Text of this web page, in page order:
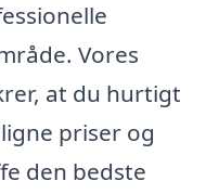
Vores
at du hurtigt
priser og
den bedste